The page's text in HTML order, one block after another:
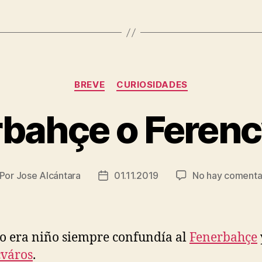
Categorías
BREVE CURIOSIDADES
o
Por Jose Alcántara
Fecha01.11.2019 No hay
era niño siempre confundía alFenerbahçe
.